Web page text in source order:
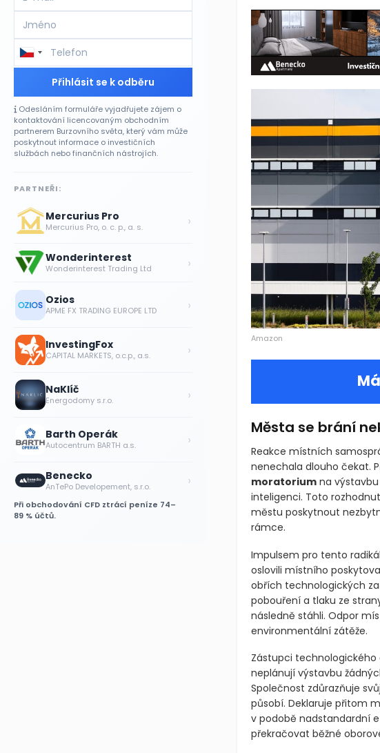
Amazon
Města se brání
Reakce místních
nenechala dlouho čekat.
moratoriumna
inteligenci. Toto
městu poskytnout
rámce.
Impulsem pro tento
oslovili místního
obřích technologických
pobouření a tlaku ze
následně stáhli. Odpor
environmentální zátěže.
Zástupci technologického
neplánují výstavbu
Společnost zdůrazňuje
působí. Deklaruje přitom
v podobě nadstandardní
překračovat běžné
Přihlásit se k odběru
Odesláním formuláře vyjadřujete zájem o
kontaktování licencovaným obchodním
partnerem Burzovního světa, který vám může
poskytnout informace o investičních
službách nebo finančních nástrojích.
PARTNEŘI:
Mercurius Pro
Mercurius Pro, o. c. p., a. s. ›
Wonderinterest
Wonderinterest Trading Ltd ›
Ozios
APME FX TRADING EUROPE LTD ›
InvestingFox
CAPITAL MARKETS, o.c.p., a.s. ›
NaKlíč
Energodomy s.r.o. ›
Barth Operák
Autocentrum BARTH a.s. ›
Benecko
AnTePo Developement, s.r.o. ›
Při obchodování CFD ztrácí peníze 74–
89 % účtů.